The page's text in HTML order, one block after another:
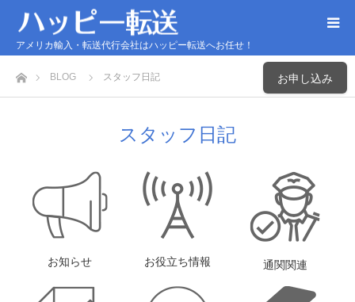
アメリカ輸入・転送代行会社はハッピー転送へお任せ！
お申し込み
ホームBLOG スタッフ日記
スタッフ日記
お知らせ お役立ち情報 通関関連